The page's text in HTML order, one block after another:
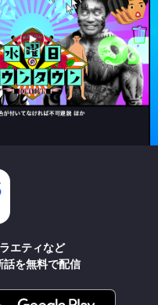
エティなど
話を無料で配信